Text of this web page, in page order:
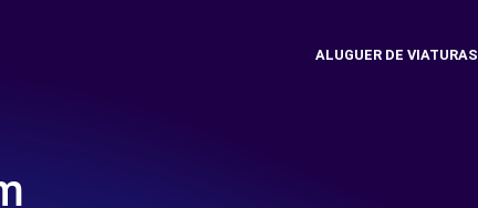
ALUGUER DE VIATURAS